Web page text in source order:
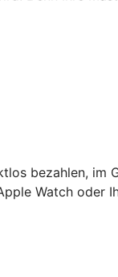
bezahlen, im
Watch oder